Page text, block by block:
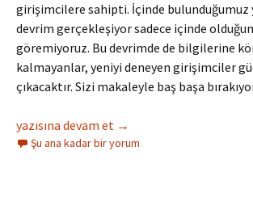
girişimcilere sahipti. İçinde bulunduğumuz
devrim gerçekleşiyor sadece içinde
göremiyoruz. Bu devrimde de bilgilerine
kalmayanlar, yeniyi deneyen girişimciler
çıkacaktır. Sizi makaleyle baş başa
Büyük Ölçekli Çevik Dönüşümlerin
yazısına devam et →
Şu ana kadar bir yorum